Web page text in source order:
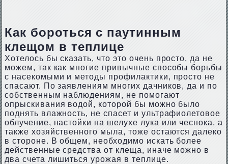
Как бороться с паутинным
клещом в теплице
Хотелось бы сказать, что это очень просто, да не
можем, так как многие привычные способы борьбы
с насекомыми и методы профилактики, просто не
спасают. По заявлениям многих дачников, да и по
собственным наблюдениям, не помогают
опрыскивания водой, которой бы можно было
поднять влажность, не спасет и ультрафиолетовое
облучение, настойки на шелухе лука или чеснока, а
также хозяйственного мыла, тоже остаются далеко
в стороне. В общем, необходимо искать более
действенные средства от клеща, иначе можно в
два счета лишиться урожая в теплице.